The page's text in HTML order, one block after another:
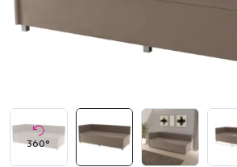
360°